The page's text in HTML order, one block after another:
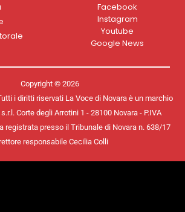
Facebook
Instagram
Youtube
Google News
Copyright © 2026
i diritti riservati La Voce di Novara è un marchio
Corte degli Arrotini 1 - 28100 Novara - P.IVA
registrata presso il Tribunale di Novara n. 638/17
responsabile Cecilia Colli